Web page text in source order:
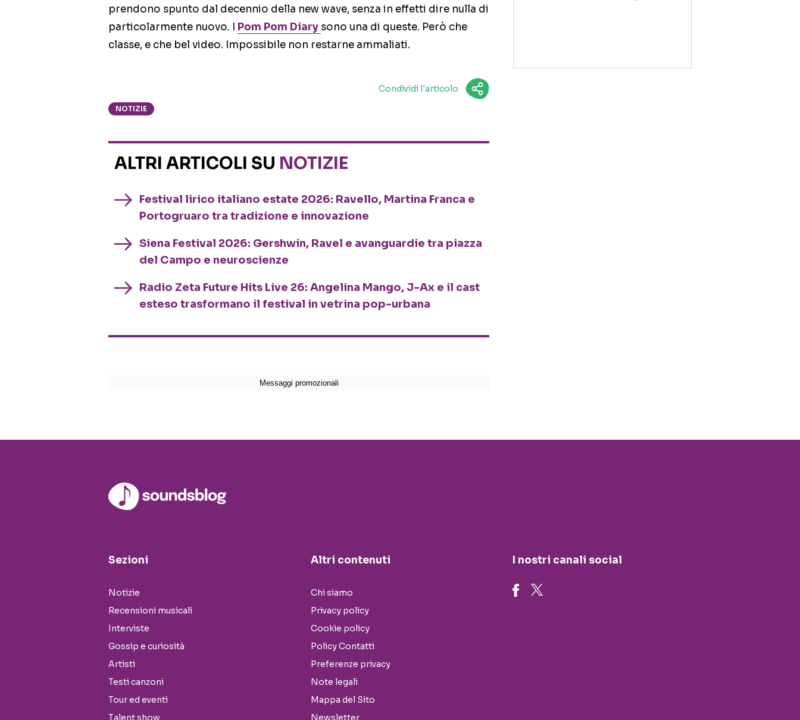
prendono spunto dal decennio della new wave, senza in effetti dire nulla di
particolarmente nuovo. I
Pom Pom Diary sono una di queste. Però che
classe, e che bel video. Impossibile non restarne ammaliati.
Condividi l'articolo
NOTIZIE
ALTRI ARTICOLI SU NOTIZIE
Festival lirico italiano estate 2026: Ravello, Martina Franca e
Portogruaro tra tradizione e innovazione
Siena Festival 2026: Gershwin, Ravel e avanguardie tra piazza
del Campo e neuroscienze
Radio Zeta Future Hits Live 26: Angelina Mango, J-Ax e il cast
esteso trasformano il festival in vetrina pop-urbana
Sezioni
Notizie
Recensioni musicali
Interviste
Gossip e curiosità
Artisti
Testi canzoni
Tour ed eventi
Talent show
Altri contenuti
Chi siamo
Privacy policy
Cookie policy
Policy Contatti
Preferenze privacy
Note legali
Mappa del Sito
Newsletter
I nostri canali social